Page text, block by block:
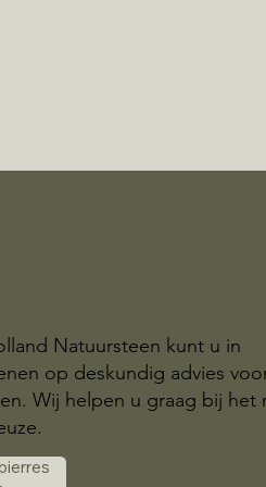
Natuursteen kunt u in
op deskundig advies
Wij helpen u graag bij het